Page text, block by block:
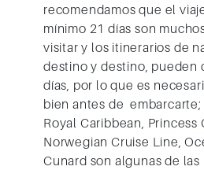
recomendamos que el
mínimo 21 días son
visitar y los itinerarios de
destino y destino, pueden
días, por lo que es
bien antes de embarcarte;
Royal Caribbean, Princess
Norwegian Cruise Line,
Cunard son algunas de las